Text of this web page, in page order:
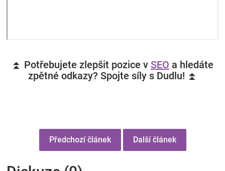
⏫ Potřebujete zlepšit pozice v SEO a hledáte
zpětné odkazy? Spojte síly s Dudlu! ⏫
Předchozí článek Další článek